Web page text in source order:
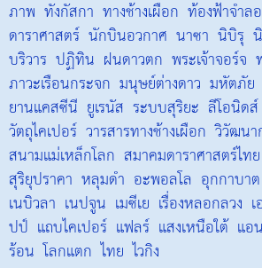
ภาพ ทังกัสกา ทางช้างเผือก ท้องฟ้าจำล
ดาราศาสตร์ นักบินอวกาศ นาซา นิบิรุ
บริวาร ปฏิทิน ฝนดาวตก พระเจ้าจอร์จ
ภาวะเรือนกระจก มนุษย์ต่างดาว มหัตภัย
ยานแคสซีนี ยูเรนัส ระบบสุริยะ ลีโอนิดส์
วัตถุไคเปอร์ วารสารทางช้างเผือก วิวัฒน
สนามแม่เหล็กโลก สมาคมดาราศาสตร์ไทย
สุริยุปราคา หลุมดำ อะพอลโล อุกกาบาต
เนบิวลา เนปจูน เมซีเย เรื่องหลอกลวง
ปป์ แถบไคเปอร์ แฟลร์ แสงเหนือใต้ แอ
ร้อน โลกแตก ไทย ไวกิง